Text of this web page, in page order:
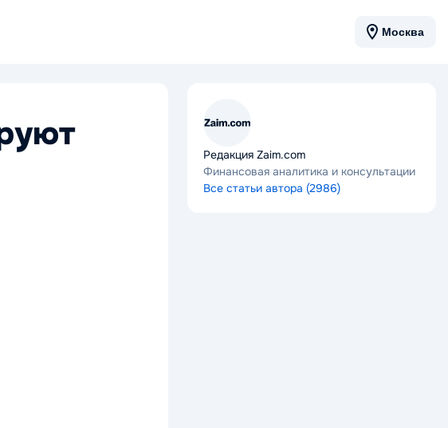
Москва
Редакция Zaim.com
Финансовая аналитика и консультации
Все статьи автора (2986)